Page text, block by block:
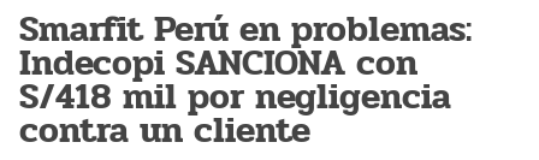
Smarfit Perú en problemas:
Indecopi SANCIONA con
S/418 mil por negligencia
contra un cliente